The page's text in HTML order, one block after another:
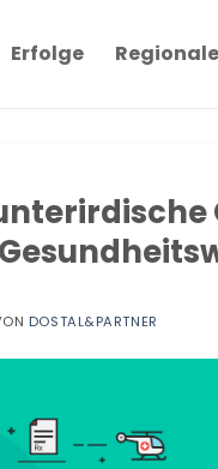
Erfolge
DOSTAL&PARTNER